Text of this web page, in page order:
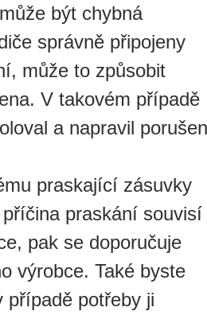
být chybná
správně připojeny
může to způsobit
V takovém případě
a napravil
praskající zásuvky
praskání souvisí
pak se doporučuje
výrobce. Také byste
případě potřeby ji